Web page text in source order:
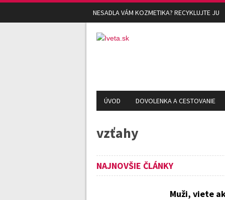
NESADLA VÁM KOZMETIKA? RECYKLUJTE JU
ÚVOD DOVOLENKA A CESTOVANIE
vzťahy
NAJNOVŠIE ČLÁNKY
Muži, viete